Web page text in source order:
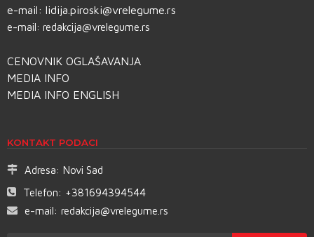
e-mail: lidija.piroski@vrelegume.rs
e-mail: redakcija@vrelegume.rs
CENOVNIK OGLAŠAVANJA
MEDIA INFO
MEDIA INFO ENGLISH
KONTAKT PODACI
Adresa: Novi Sad
Telefon: +381694394544
e-mail: redakcija@vrelegume.rs